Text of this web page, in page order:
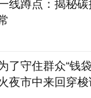
线蹲点：揭秘
了守住群众“钱
夜市中来回穿